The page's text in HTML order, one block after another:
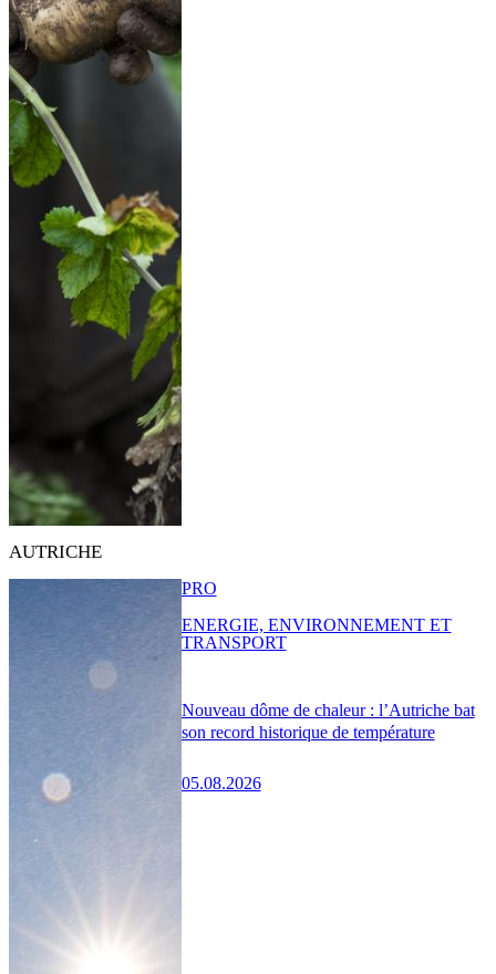
AUTRICHE
Nouveau dôme de chaleur : l’Autriche bat
son record historique de température
05.08.2026
PRO
ENERGIE, ENVIRONNEMENT ET
TRANSPORT